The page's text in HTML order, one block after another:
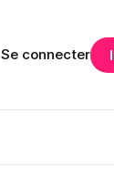
Se connecter